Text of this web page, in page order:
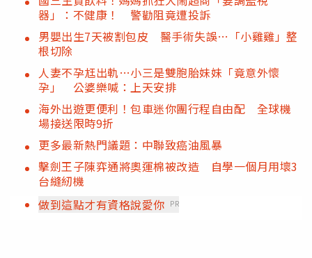
器」：不健康！ 警勸阻竟遭投訴
男嬰出生7天被割包皮 醫手術失誤…「小雞雞」整
根切除
人妻不孕尪出軌…小三是雙胞胎妹妹「竟意外懷
孕」 公婆樂喊：上天安排
海外出遊更便利！包車迷你團行程自由配 全球機
場接送限時9折
更多最新熱門議題：中聯致癌油風暴
擊劍王子陳弈通將奧運棉被改造 自學一個月用壞3
台縫紉機
做到這點才有資格說愛你 PR